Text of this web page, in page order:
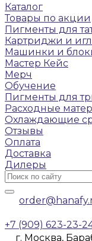
Каталог
Товары по акции
Пигменты для
Картриджи и
Машинки и
Мастер Кейс
Мерч
Обучение
Пигменты для
Расходные
Охлаждающие
Отзывы
Оплата
Доставка
Дилеры
+7 (909) 623-23-
г. Москва,